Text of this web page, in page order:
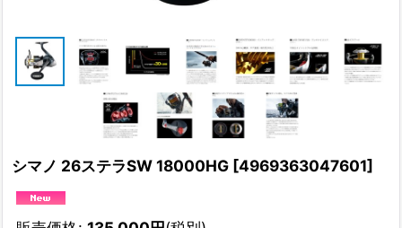
シマノ 26ステラSW 18000HG [4969363047601]